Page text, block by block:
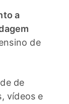
a
de
de
vídeos e